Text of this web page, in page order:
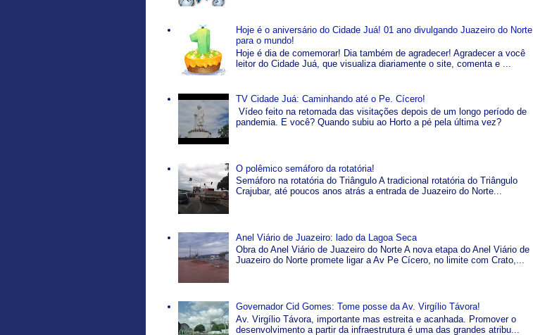
Hoje é o aniversário do Cidade Juá! 01 ano divulgando Juazeiro do Norte
para o mundo!
Hoje é dia de comemorar! Dia também de agradecer! Agradecer a você
leitor do Cidade Juá, que visualiza diariamente o site, comenta e ...
TV Cidade Juá: Caminhando até o Pe. Cícero!
Vídeo feito na retomada das visitações depois de um longo período de
pandemia. E você? Quando subiu ao Horto a pé pela última vez?
O polêmico semáforo da rotatória!
Semáforo na rotatória do Triângulo A tradicional rotatória do Triângulo
Crajubar, até poucos anos atrás a entrada de Juazeiro do Norte...
Anel Viário de Juazeiro: lado da Lagoa Seca
Obra do Anel Viário de Juazeiro do Norte A nova etapa do Anel Viário de
Juazeiro do Norte promete ligar a Av Pe Cícero, no limite com Crato,...
Governador Cid Gomes: Tome posse da Av. Virgílio Távora!
Av. Virgílio Távora, importante mas estreita e acanhada. Promover o
desenvolvimento a partir da infraestrutura é uma das grandes atribu...